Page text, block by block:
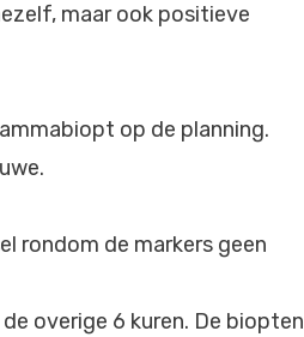
maar ook positieve
op de planning.
rondom de markers geen
overige 6 kuren. De biopten